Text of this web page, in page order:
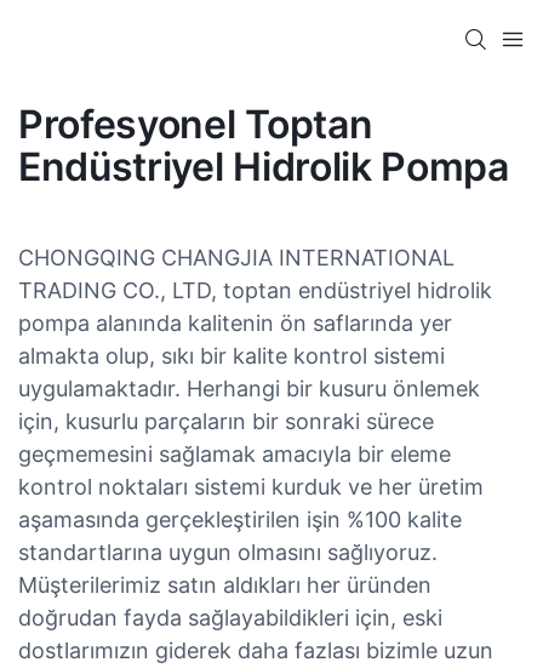
Profesyonel Toptan
Endüstriyel Hidrolik Pompa
CHONGQING CHANGJIA INTERNATIONAL
TRADING CO., LTD, toptan endüstriyel hidrolik
pompa alanında kalitenin ön saflarında yer
almakta olup, sıkı bir kalite kontrol sistemi
uygulamaktadır. Herhangi bir kusuru önlemek
için, kusurlu parçaların bir sonraki sürece
geçmemesini sağlamak amacıyla bir eleme
kontrol noktaları sistemi kurduk ve her üretim
aşamasında gerçekleştirilen işin %100 kalite
standartlarına uygun olmasını sağlıyoruz.
Müşterilerimiz satın aldıkları her üründen
doğrudan fayda sağlayabildikleri için, eski
dostlarımızın giderek daha fazlası bizimle uzun